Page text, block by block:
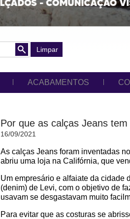
Limpar
ACABAMENTOS
Por que as calças Jeans
16/09/2021
As calças Jeans foram inventadas
abriu uma loja na Califórnia, que
Um empresário e alfaiate da cidade
(denim) de Levi, com o objetivo de
usavam se desgastavam muito
Para evitar que as costuras se